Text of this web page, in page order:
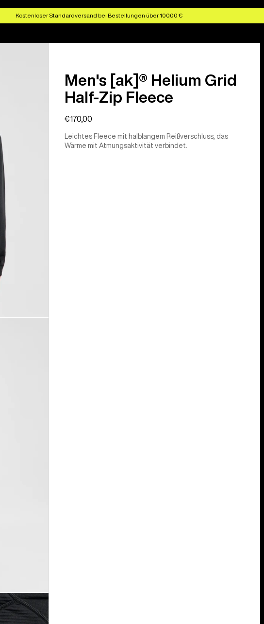
Kostenloser Standardversand bei Bestellungen über 100,00 €
Men's [ak]® Helium Grid
Half-Zip Fleece
€170,00
Leichtes Fleece mit halblangem Reißverschluss, das
Wärme mit Atmungsaktivität verbindet.